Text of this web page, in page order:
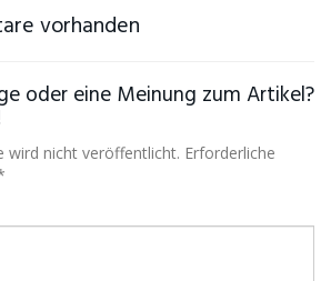
vorhanden
oder eine Meinung zum Artikel?
wird nicht veröffentlicht. Erforderliche